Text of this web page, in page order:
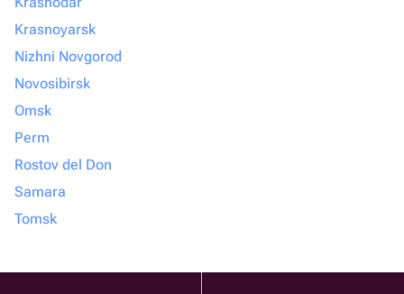
Krasnoyarsk
Nizhni Novgorod
Novosibirsk
Omsk
Perm
Rostov del Don
Samara
Tomsk